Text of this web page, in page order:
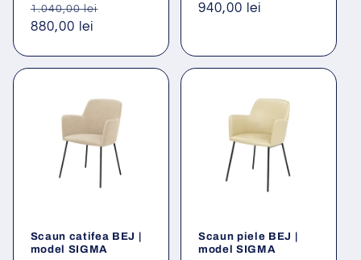
Preț
obișnuit
1.040,00 lei
880,00 lei
Preț
940,00 lei
Scaun catifea BEJ |
model SIGMA
Scaun piele BEJ |
model SIGMA